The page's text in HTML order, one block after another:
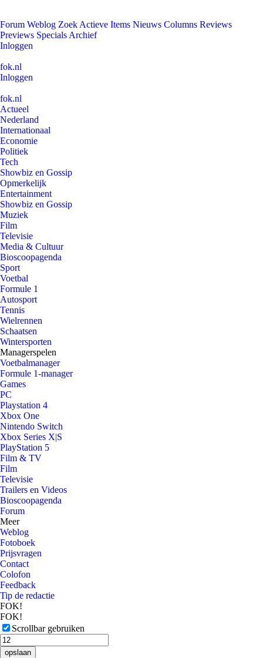
Forum Weblog Zoek Actieve Items Nieuws Columns Reviews
Previews Specials Archief
Inloggen
fok.nl
Inloggen
fok.nl
Actueel
Nederland
Internationaal
Economie
Politiek
Tech
Showbiz en Gossip
Opmerkelijk
Entertainment
Showbiz en Gossip
Muziek
Film
Televisie
Media & Cultuur
Bioscoopagenda
Sport
Voetbal
Formule 1
Autosport
Tennis
Wielrennen
Schaatsen
Wintersporten
Managerspelen
Voetbalmanager
Formule 1-manager
Games
PC
Playstation 4
Xbox One
Nintendo Switch
Xbox Series X|S
PlayStation 5
Film & TV
Film
Televisie
Trailers en Videos
Bioscoopagenda
Forum
Meer
Weblog
Fotoboek
Prijsvragen
Contact
Colofon
Feedback
Tip de redactie
FOK!
FOK!
Scrollbar gebruiken
opslaan